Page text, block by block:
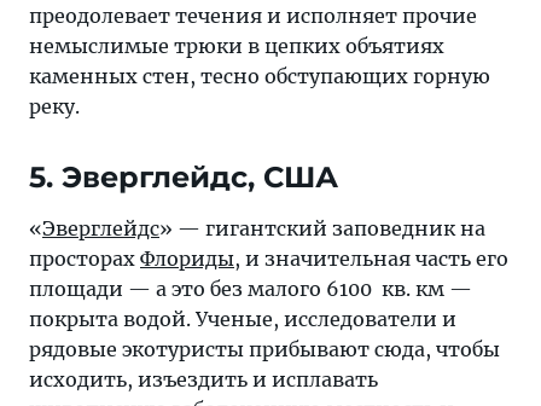
преодолевает течения и исполняет прочие
немыслимые трюки в цепких объятиях
каменных стен, тесно обступающих горную
реку.
5. Эверглейдс, США
«Эверглейдс» — гигантский заповедник на
просторах Флориды, и значительная часть его
площади — а это без малого 6100 кв. км —
покрыта водой. Ученые, исследователи и
рядовые экотуристы прибывают сюда, чтобы
исходить, изъездить и исплавать